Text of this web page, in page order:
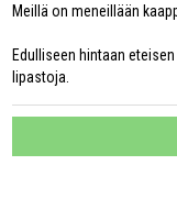
Meillä on meneillään
Edulliseen hintaan
lipastoja.